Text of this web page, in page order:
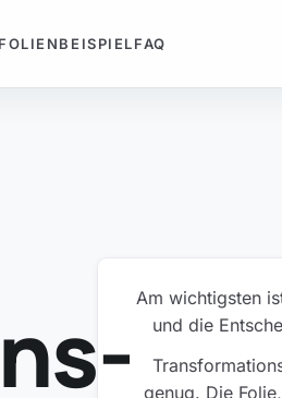
FOLIENBEISPIELFAQ
Am wichtigsten
und die
genug. Die